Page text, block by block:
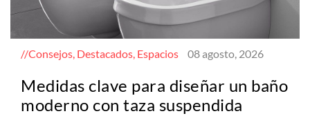
Consejos, Destacados, Espacios 08 agosto, 2026
Medidas clave para diseñar un baño
moderno con taza suspendida